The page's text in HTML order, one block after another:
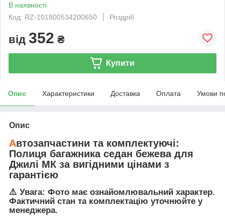
В наявності
Код: RZ-101800534200650
Роздріб
від 352 ₴
Купити
Опис Характеристики Доставка Оплата Умови
Опис
Автозапчастини та комплектуючі:
Полиця багажника седан бежевадля
Джилі МК за вигідними цінами з
гарантією
⚠️ Увага: Фото має ознайомлювальний характер.
Фактичний стан та комплектацію уточнюйте у
менеджера.